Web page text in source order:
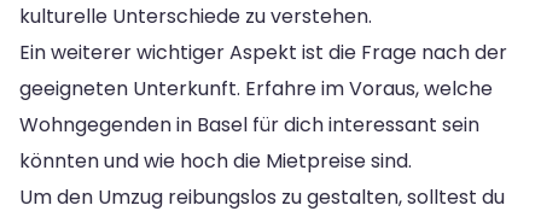
kulturelle Unterschiede zu verstehen.
Ein weiterer wichtiger Aspekt ist die Frage nach der
geeigneten Unterkunft. Erfahre im Voraus, welche
Wohngegenden in Basel für dich interessant sein
könnten und wie hoch die Mietpreise sind.
Um den Umzug reibungslos zu gestalten, solltest du